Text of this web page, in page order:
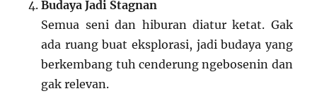
Budaya Jadi Stagnan
Semua seni dan hiburan diatur ketat. Gak
ada ruang buat eksplorasi, jadi budaya yang
berkembang tuh cenderung ngebosenin dan
gak relevan.